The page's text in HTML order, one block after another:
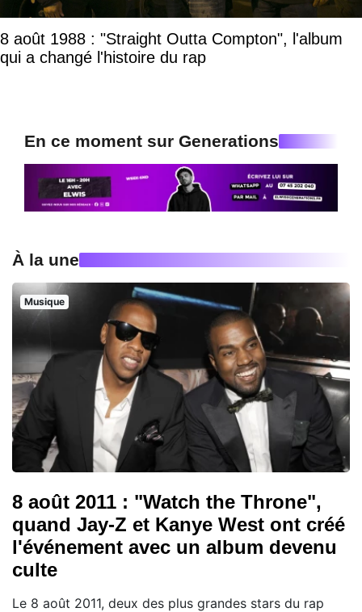
8 août 1988 : "Straight Outta Compton", l'album
qui a changé l'histoire du rap
En ce moment sur Generations
À la une
Musique
8 août 2011 : "Watch the Throne",
quand Jay-Z et Kanye West ont créé
l'événement avec un album devenu
culte
Le 8 août 2011, deux des plus grandes stars du rap